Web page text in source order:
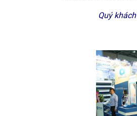
Quý khách vui